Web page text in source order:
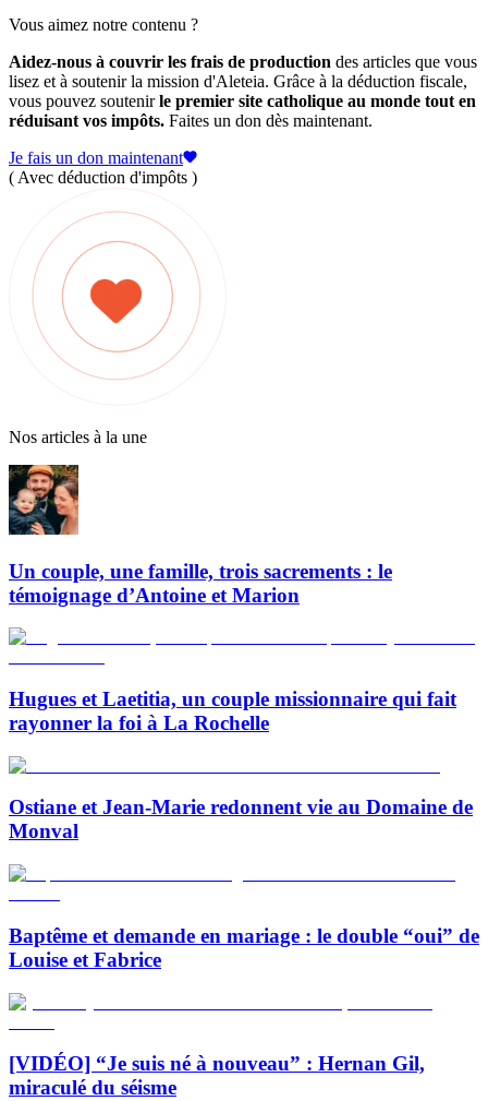
Vous aimez notre contenu ?
Aidez-nous à couvrir les frais de production des articles que vous
lisez et à soutenir la mission d'Aleteia. Grâce à la déduction fiscale,
vous pouvez soutenirle premier site catholique au monde tout en
réduisant vos impôts. Faites un don dès maintenant.
Je fais un don maintenant
( Avec déduction d'impôts )
Nos articles à la une
Un couple, une famille, trois sacrements : le
témoignage d’Antoine et Marion
Hugues et Laetitia, un couple missionnaire qui fait
rayonner la foi à La Rochelle
Ostiane et Jean-Marie redonnent vie au Domaine de
Monval
Baptême et demande en mariage : le double “oui” de
Louise et Fabrice
[VIDÉO] “Je suis né à nouveau” : Hernan Gil,
miraculé du séisme